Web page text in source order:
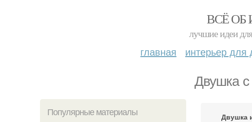
ВСЁ ОБ
лучшие идеи
главная интерьер для
Двушка с
Популярные материалы
Двушка